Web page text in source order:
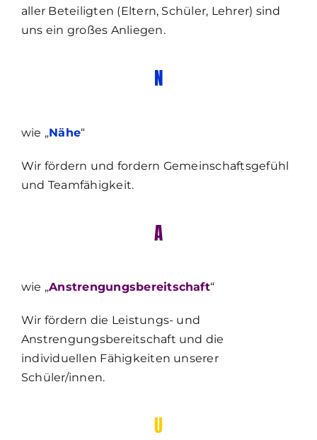
aller Beteiligten (Eltern, Schüler, Lehrer) sind
uns ein großes Anliegen.
N
wie „Nähe“
Wir fördern und fordern Gemeinschaftsgefühl
und Teamfähigkeit.
A
wie „Anstrengungsbereitschaft“
Wir fördern die Leistungs- und
Anstrengungsbereitschaft und die
individuellen Fähigkeiten unserer
Schüler/innen.
U